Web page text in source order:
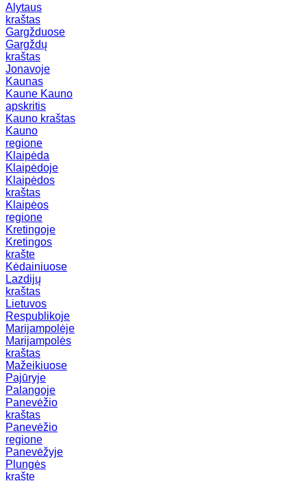
Alytaus
kraštas
Gargžduose
Gargždų
kraštas
Jonavoje
Kaunas
Kaune Kauno
apskritis
Kauno kraštas
Kauno
regione
Klaipėda
Klaipėdoje
Klaipėdos
kraštas
Klaipėos
regione
Kretingoje
Kretingos
krašte
Kėdainiuose
Lazdijų
kraštas
Lietuvos
Respublikoje
Marijampolėje
Marijampolės
kraštas
Mažeikiuose
Pajūryje
Palangoje
Panevėžio
kraštas
Panevėžio
regione
Panevėžyje
Plungės
krašte